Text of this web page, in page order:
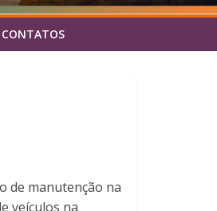
CONTATOS
de manutenção na
veículos na